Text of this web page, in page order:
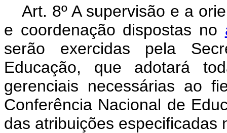
Art. 8º A supervisão e a
e coordenação dispostas no
serão exercidas pela
Educação, que adotará
gerenciais necessárias ao
Conferência Nacional de
das atribuições especificadas